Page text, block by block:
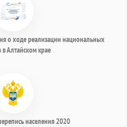
о ходе реализации национальных
в Алтайском крае
населения 2020